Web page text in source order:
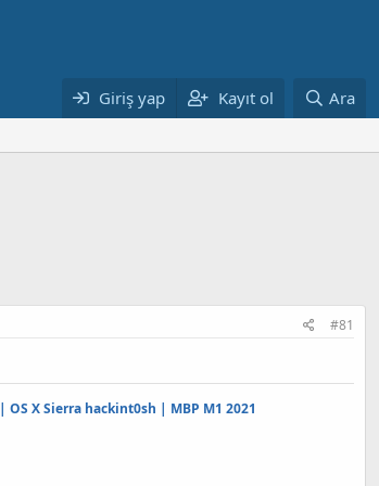
Giriş yap Kayıt ol Ara
#81
| OS X Sierra hackint0sh | MBP M1 2021